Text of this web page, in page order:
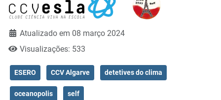
Atualizado em 08 março 2024
Visualizações: 533
ESERO CCV Algarve detetives do clima
oceanopolis self